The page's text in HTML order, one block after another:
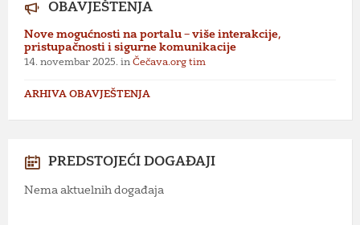
OBAVJEŠTENJA
Nove mogućnosti na portalu – više interakcije,
pristupačnosti i sigurne komunikacije
14. novembar 2025. in Čečava.org tim
ARHIVA OBAVJEŠTENJA
PREDSTOJEĆI DOGAĐAJI
Nema aktuelnih događaja